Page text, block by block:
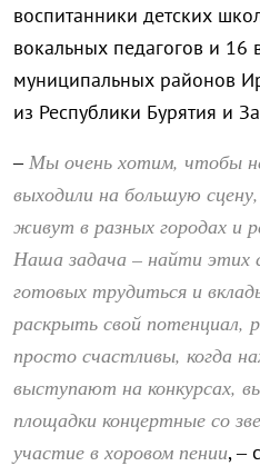
воспитанники детских
вокальных педагогов и 16
муниципальных районов
из Республики Бурятия и
– Мы очень хотим, чтобы
выходили на большую
живут в разных городах и
Наша задача – найти этих
готовых трудиться и
раскрыть свой
просто счастливы, когда
выступают на конкурсах,
площадки концертные со
участие в хоровом пении, –